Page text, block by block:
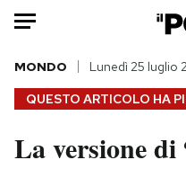
HOME
Italia
QUESTO ARTICOLO HA
MONDO Lunedì 25 luglio
La versione